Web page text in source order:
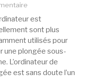
Comment
assurer
la
protection
de
son
est
sont plus
utilisés pour
une plongée sous-
L’ordinateur de
est sans doute l’un